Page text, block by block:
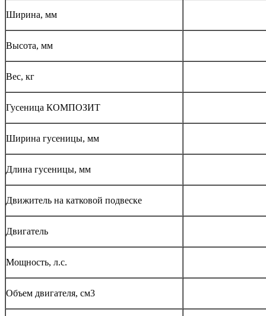
Ширина, мм
Высота, мм
Вес, кг
Гусеница КОМПОЗИТ
Ширина гусеницы, мм
Длина гусеницы, мм
Движитель на катковой подвеске
Двигатель
Мощность, л.с.
Объем двигателя, см3